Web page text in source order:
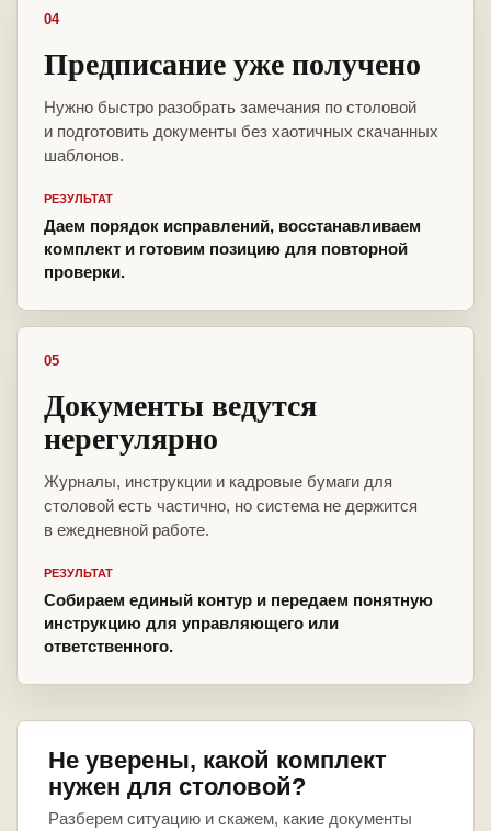
04
Предписание уже получено
Нужно быстро разобрать замечания по столовой
и подготовить документы без хаотичных скачанных
шаблонов.
РЕЗУЛЬТАТ
Даем порядок исправлений, восстанавливаем
комплект и готовим позицию для повторной
проверки.
05
Документы ведутся
нерегулярно
Журналы, инструкции и кадровые бумаги для
столовой есть частично, но система не держится
в ежедневной работе.
РЕЗУЛЬТАТ
Собираем единый контур и передаем понятную
инструкцию для управляющего или
ответственного.
Не уверены, какой комплект
нужен для столовой?
Разберем ситуацию и скажем, какие документы